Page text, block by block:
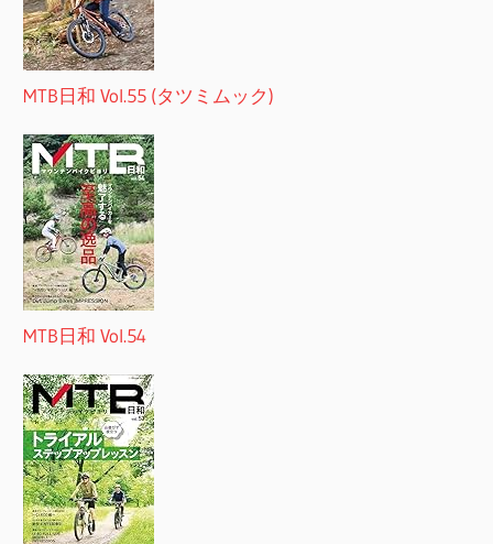
MTB日和 Vol.55 (タツミムック)
MTB日和 Vol.54